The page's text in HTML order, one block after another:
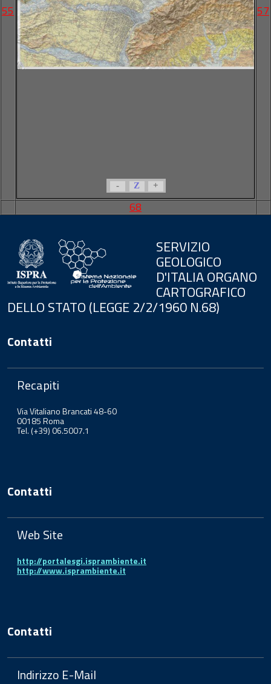
55
- Z +
57
68
SERVIZIO
GEOLOGICO
D'ITALIA ORGANO
CARTOGRAFICO
DELLO STATO (LEGGE 2/2/1960 N.68)
Contatti
Recapiti
Via Vitaliano Brancati 48-60
00185 Roma
Tel. (+39) 06.5007.1
Contatti
Web Site
http://portalesgi.isprambiente.it
http://www.isprambiente.it
Contatti
Indirizzo E-Mail